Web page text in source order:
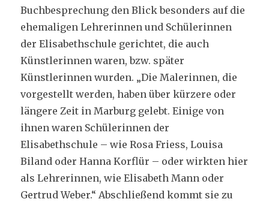
Buchbesprechung den Blick besonders auf die
ehemaligen Lehrerinnen und Schülerinnen
der Elisabethschule gerichtet, die auch
Künstlerinnen waren, bzw. später
Künstlerinnen wurden. „Die Malerinnen, die
vorgestellt werden, haben über kürzere oder
längere Zeit in Marburg gelebt. Einige von
ihnen waren Schülerinnen der
Elisabethschule – wie Rosa Friess, Louisa
Biland oder Hanna Korflür – oder wirkten hier
als Lehrerinnen, wie Elisabeth Mann oder
Gertrud Weber.“ Abschließend kommt sie zu